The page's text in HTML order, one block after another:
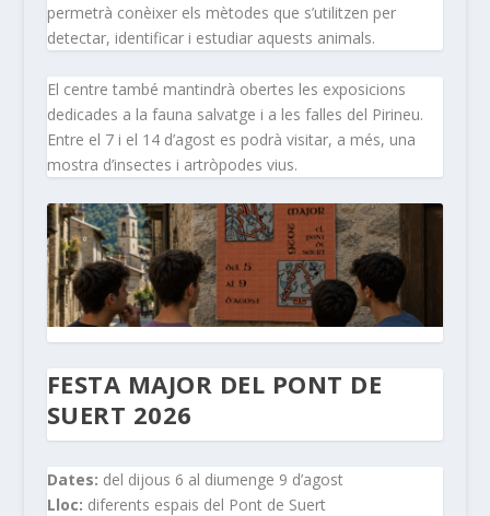
permetrà conèixer els mètodes que s’utilitzen per
detectar, identificar i estudiar aquests animals.
El centre també mantindrà obertes les exposicions
dedicades a la fauna salvatge i a les falles del Pirineu.
Entre el 7 i el 14 d’agost es podrà visitar, a més, una
mostra d’insectes i artròpodes vius.
FESTA MAJOR DEL PONT DE
SUERT 2026
Dates: del dijous 6 al diumenge 9 d’agost
Lloc: diferents espais del Pont de Suert